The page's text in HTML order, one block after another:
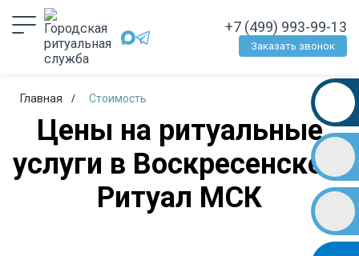
+7 (499) 993-99-13
Заказать звонок
Главная Стоимость
Цены на ритуальные
услуги в Воскресенске в
Ритуал МСК